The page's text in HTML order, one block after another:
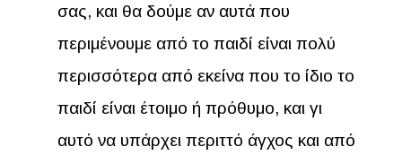
σας, και θα δούμε αν αυτά που
περιμένουμε από το παιδί είναι πολύ
περισσότερα από εκείνα που το ίδιο το
παιδί είναι έτοιμο ή πρόθυμο, και γι
αυτό να υπάρχει περιττό άγχος και από